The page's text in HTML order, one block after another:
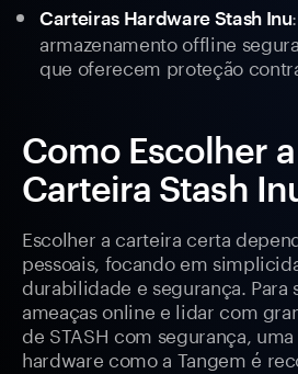
Carteiras Hardware Stash Inu
armazenamento offline
que oferecem proteção
Como Escolher
Carteira Stash
Escolher a carteira certa
pessoais, focando em
durabilidade e segurança.
ameaças online e lidar com
de STASH com segurança,
hardware como a Tangem é